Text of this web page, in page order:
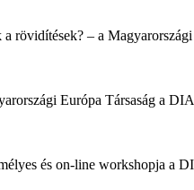
rövidítések? – a
Európa Társaság a
és on-line workshopja